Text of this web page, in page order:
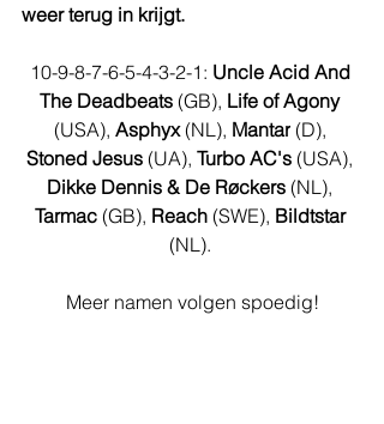
weer terug in krijgt.
10-9-8-7-6-5-4-3-2-1: Uncle Acid And
The Deadbeats (GB), Life of Agony
(USA), Asphyx (NL), Mantar (D),
Stoned Jesus (UA), Turbo AC's (USA),
Dikke Dennis & De Røckers (NL),
Tarmac (GB), Reach (SWE), Bildtstar
(NL).
Meer namen volgen spoedig!